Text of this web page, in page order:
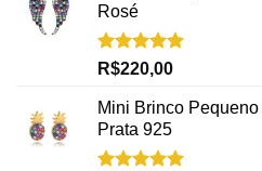
Rosé
Avaliação
R$220,00
Mini Brinco
Prata 925